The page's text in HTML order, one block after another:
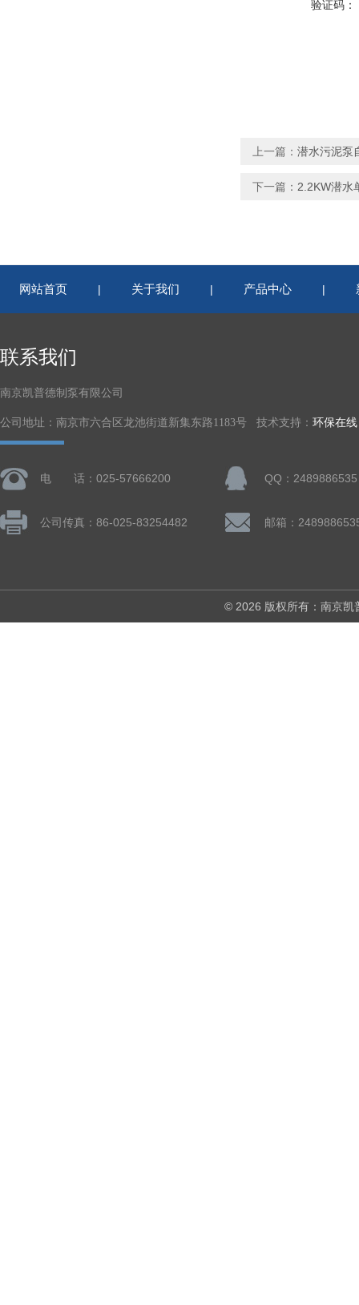
验证码：
上一篇： 潜水污泥泵
下一篇： 2.2KW潜水
网站首页 | 关于我们 | 产品中心 |
联系我们
南京凯普德制泵有限公司
公司地址：南京市六合区龙池街道新集东路1183号 技术支持： 环保在线
电 话：025-57666200 QQ：2489886535
公司传真：86-025-83254482 邮箱：
© 2026 版权所有：南京